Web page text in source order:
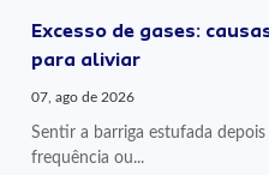
Excesso de gases:
para aliviar
07, ago de 2026
Sentir a barriga estufada
frequência ou...